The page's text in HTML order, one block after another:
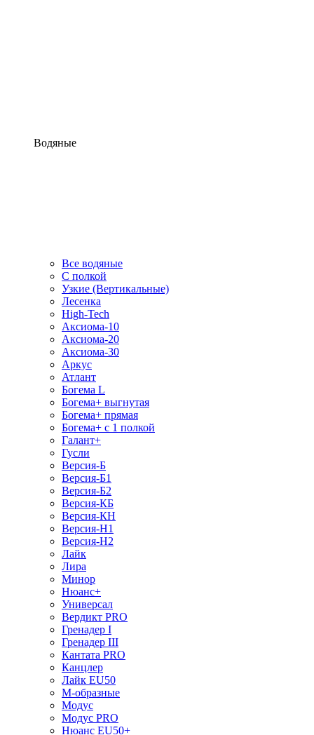
Водяные
Все водяные
С полкой
Узкие (Вертикальные)
Лесенка
High-Tech
Аксиома-10
Аксиома-20
Аксиома-30
Аркус
Атлант
Богема L
Богема+ выгнутая
Богема+ прямая
Богема+ с 1 полкой
Галант+
Гусли
Версия-Б
Версия-Б1
Версия-Б2
Версия-КБ
Версия-КН
Версия-Н1
Версия-Н2
Лайк
Лира
Минор
Нюанс+
Универсал
Вердикт PRO
Гренадер I
Гренадер III
Кантата PRO
Канцлер
Лайк EU50
М-образные
Модус
Модус PRO
Нюанс EU50+